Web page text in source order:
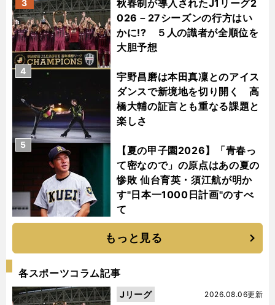
秋春制が導入されたJ1リーグ2
026－27シーズンの行方はい
かに!? ５人の識者が全順位を
大胆予想
3
宇野昌磨は本田真凜とのアイス
ダンスで新境地を切り開く 高
橋大輔の証言とも重なる課題と
楽しさ
4
【夏の甲子園2026】「青春っ
て密なので」の原点はあの夏の
惨敗 仙台育英・須江航が明か
す"日本一1000日計画"のすべ
て
5
もっと見る
各スポーツコラム記事
2026.08.06更新
Jリーグ